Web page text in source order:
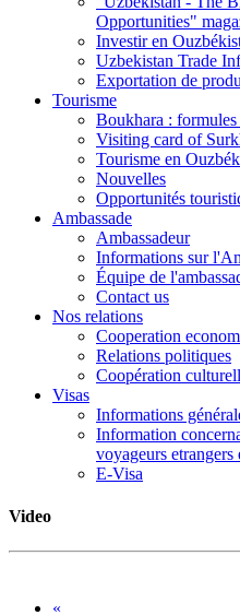
Opportunities"
Investir en
Uzbekistan Trade
Exportation de
Tourisme
Boukhara : formules
Visiting card of
Tourisme en
Nouvelles
Opportunités
Ambassade
Ambassadeur
Informations sur
Équipe de
Contact us
Nos relations
Cooperation
Relations politiques
Coopération
Visas
Informations
Information
voyageurs etrangers
E-Visa
Video
«